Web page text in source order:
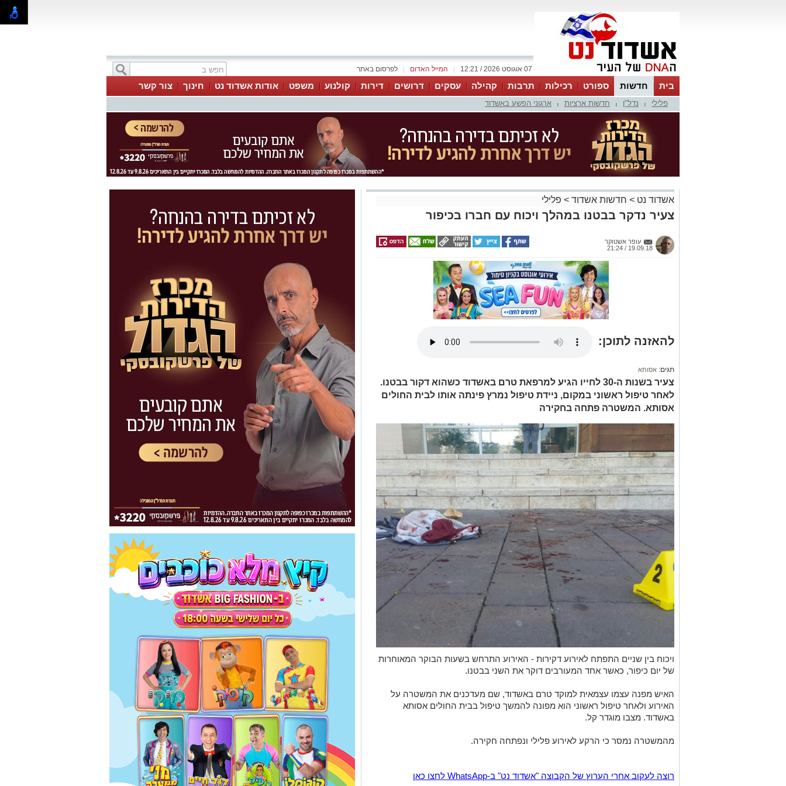
לפרסום באתר המייל האדום 07 אוגוסט 2026 / 12:21
בית חדשות ספורט רכילות תרבות קהילה עסקים דרושים דירות קולנוע משפט אודות אשדוד נט חינוך צור קשר
פלילי נדל"ן חדשות ארציות ארגוני הפשע באשדוד
אשדוד נט > חדשות אשדוד > פלילי
צעיר נדקר בבטנו במהלך ויכוח עם חברו בכיפור
עופר אשטוקר
19.09.18 / 21:24
להאזנה לתוכן:
תגים: אסותא
צעיר בשנות ה-30 לחייו הגיע למרפאת טרם באשדוד כשהוא דקור בבטנו.
לאחר טיפול ראשוני במקום, ניידת טיפול נמרץ פינתה אותו לבית החולים
אסותא. המשטרה פתחה בחקירה
ויכוח בין שניים התפתח לאירוע דקירות - האירוע התרחש בשעות הבוקר המאוחרות
של יום כיפור, כאשר אחד המעורבים דוקר את השני בבטנו.
האיש מפנה עצמו עצמאית למוקד טרם באשדוד, שם מעדכנים את המשטרה על
האירוע ולאחר טיפול ראשוני הוא מפונה להמשך טיפול בבית החולים אסותא
באשדוד. מצבו מוגדר קל.
מהמשטרה נמסר כי הרקע לאירוע פלילי ונפתחה חקירה.
רוצה לעקוב אחרי הערוץ של הקבוצה "אשדוד נט" ב-WhatsApp לחצו כאן